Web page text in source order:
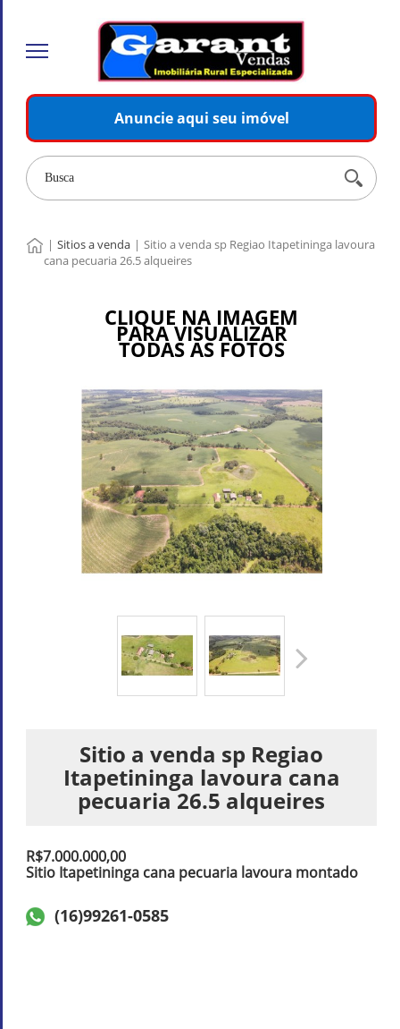
Anuncie aqui seu imóvel
| Sitios a venda | Sitio a venda sp Regiao Itapetininga lavoura
cana pecuaria 26.5 alqueires
CLIQUE NA IMAGEM
PARA VISUALIZAR
TODAS AS FOTOS
Sitio a venda sp Regiao
Itapetininga lavoura cana
pecuaria 26.5 alqueires
R$7.000.000,00
Sitio Itapetininga cana pecuaria lavoura montado
(16)99261-0585